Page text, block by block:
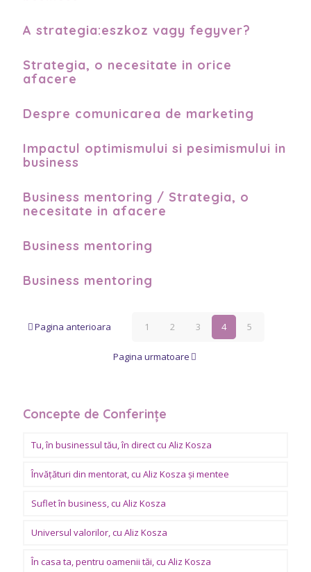
A strategia:eszkoz vagy fegyver?
Strategia, o necesitate in orice
afacere
Despre comunicarea de marketing
Impactul optimismului si pesimismului in
business
Business mentoring / Strategia, o
necesitate in afacere
Business mentoring
Business mentoring
Pagina anterioara 1 2 3 4 5
Pagina urmatoare
Concepte de Conferințe
Tu, în businessul tău, în direct cu Aliz Kosza
Învăţături din mentorat, cu Aliz Kosza şi mentee
Suflet în business, cu Aliz Kosza
Universul valorilor, cu Aliz Kosza
În casa ta, pentru oamenii tăi, cu Aliz Kosza